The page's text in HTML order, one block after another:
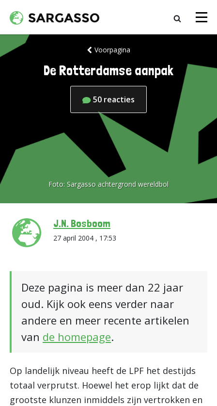
Voorpagina
De Rotterdamse aanpak
50 reacties
Foto: Sargasso achtergrond wereldbol
J.N. Bosboom
27 april 2004 , 17:53
Deze pagina is meer dan 22 jaar
oud. Kijk ook eens verder naar
andere en meer recente artikelen
van de homepage.
Op landelijk niveau heeft de LPF het destijds
totaal verprutst. Hoewel het erop lijkt dat de
grootste klunzen inmiddels zijn vertrokken en